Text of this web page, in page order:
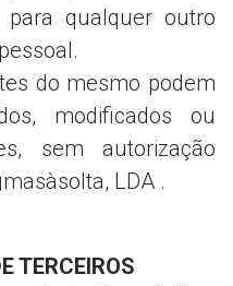
qualquer outro
do mesmo podem
modificados ou
sem autorização
LDA .
TERCEIROS